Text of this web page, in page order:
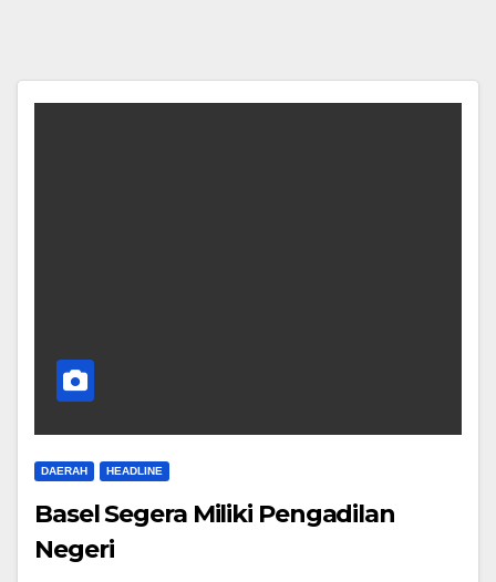
DAERAH HEADLINE
Basel Segera Miliki Pengadilan
Negeri